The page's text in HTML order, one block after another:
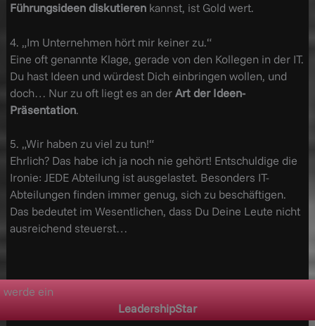
Führungsideen diskutierenkannst, ist Gold wert.
4. „Im Unternehmen hört mir keiner zu.“
Eine oft genannte Klage, gerade von den Kollegen in der IT.
Du hast Ideen und würdest Dich einbringen wollen, und
doch… Nur zu oft liegt es an der Art der Ideen-
Präsentation.
5. „Wir haben zu viel zu tun!“
Ehrlich? Das habe ich ja noch nie gehört! Entschuldige die
Ironie: JEDE Abteilung ist ausgelastet. Besonders IT-
Abteilungen finden immer genug, sich zu beschäftigen.
Das bedeutet im Wesentlichen, dass Du Deine Leute nicht
ausreichend steuerst…
werde ein
LeadershipStar